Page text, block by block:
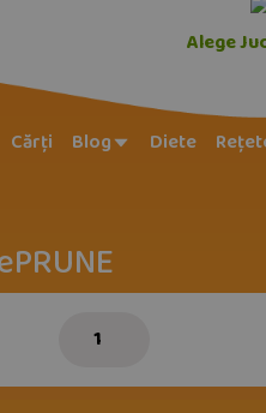
Alege
Cărți Blog Diete